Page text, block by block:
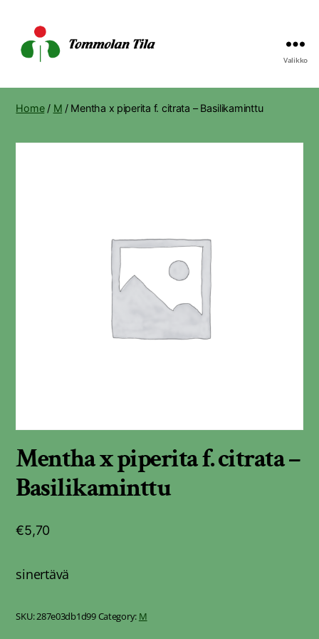
Tila
Valikko
Home/ M / Mentha x piperita f. citrata – Basilikaminttu
Mentha x piperita f. citrata –
Basilikaminttu
€5,70
sinertävä
SKU:287e03db1d99Category: M